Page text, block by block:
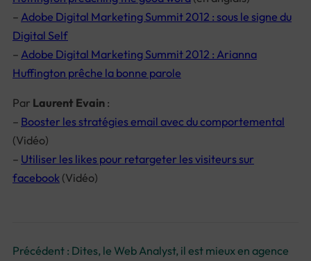
– Adobe Digital Marketing Summit 2012 : sous le signe du
Digital Self
– Adobe Digital Marketing Summit 2012 : Arianna
Huffington prêche la bonne parole
Par Laurent Evain :
– Booster les stratégies email avec du comportemental
(Vidéo)
– Utiliser les likes pour retargeter les visiteurs sur
facebook (Vidéo)
Précédent : Dites, le Web Analyst, il est mieux en agence